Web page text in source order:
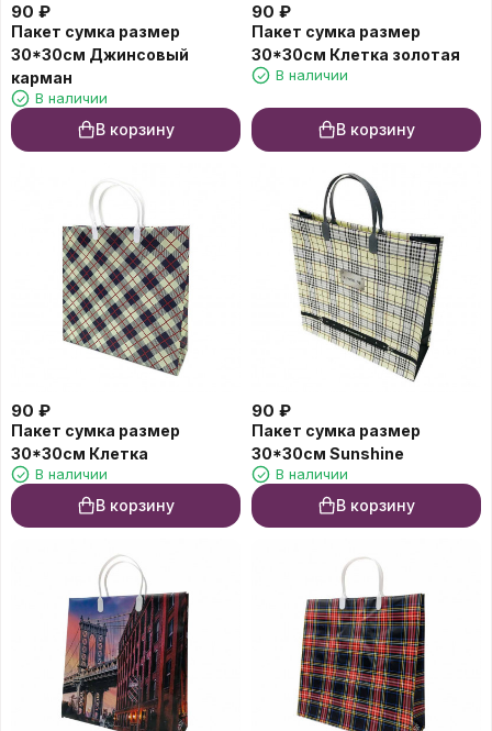
90 ₽
Пакет сумка размер
30*30см Джинсовый
карман
В наличии
В корзину
90 ₽
Пакет сумка размер
30*30см Клетка золотая
В наличии
В корзину
90 ₽
Пакет сумка размер
30*30см Клетка
В наличии
В корзину
90 ₽
Пакет сумка размер
30*30см Sunshine
В наличии
В корзину